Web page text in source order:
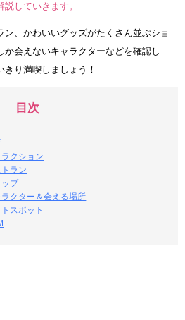
していきます。
ン、かわいいグッズがたくさん並ぶショ
か会えないキャラクターなどを確認し
り満喫しましょう！
目次
クション
ラン
ップ
クター＆会える場所
スポット